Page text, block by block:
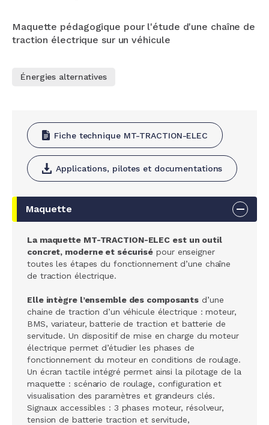
Maquette pédagogique pour l'étude d'une chaîne de
traction électrique sur un véhicule
Énergies alternatives
Fiche technique MT-TRACTION-ELEC
Applications, pilotes et documentations
Maquette
La maquette MT-TRACTION-ELEC est un outil
concret, moderne et sécurisé pour enseigner
toutes les étapes du fonctionnement d’une chaîne
de traction électrique.
Elle intègre l’ensemble des composants d’une
chaine de traction d’un véhicule électrique : moteur,
BMS, variateur, batterie de traction et batterie de
servitude. Un dispositif de mise en charge du moteur
électrique permet d’étudier les phases de
fonctionnement du moteur en conditions de roulage.
Un écran tactile intégré permet ainsi la pilotage de la
maquette : scénario de roulage, configuration et
visualisation des paramètres et grandeurs clés.
Signaux accessibles : 3 phases moteur, résolveur,
tension de batterie traction et servitude,